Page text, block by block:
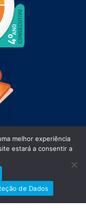
melhor experiência
estará a consentir a
de Dados